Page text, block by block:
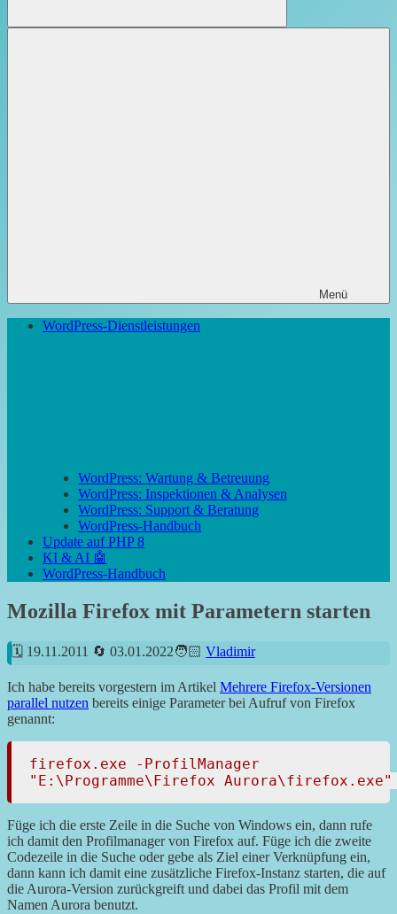
Suchen
Menü
WordPress-Dienstleistungen
WordPress: Wartung & Betreuung
WordPress: Inspektionen & Analysen
WordPress: Support & Beratung
WordPress-Handbuch
Update auf PHP 8
KI & AI 🤖
WordPress-Handbuch
Mozilla Firefox mit Parametern starten
19.11.2011 03.01.2022 Vladimir
Ich habe bereits vorgestern im Artikel Mehrere Firefox-Versionen
parallel nutzen bereits einige Parameter bei Aufruf von Firefox
genannt:
firefox.exe -ProfilManager
"E:\Programme\Firefox
Füge ich die erste Zeile in die Suche von Windows ein, dann rufe
ich damit den Profilmanager von Firefox auf. Füge ich die zweite
Codezeile in die Suche oder gebe als Ziel einer Verknüpfung ein,
dann kann ich damit eine zusätzliche Firefox-Instanz starten, die auf
die Aurora-Version zurückgreift und dabei das Profil mit dem
Namen Aurora benutzt.